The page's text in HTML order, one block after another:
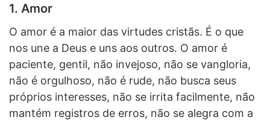
1. Amor
O amor é a maior das virtudes cristãs. É o que
nos une a Deus e uns aos outros. O amor é
paciente, gentil, não invejoso, não se vangloria,
não é orgulhoso, não é rude, não busca seus
próprios interesses, não se irrita facilmente, não
mantém registros de erros, não se alegra com a